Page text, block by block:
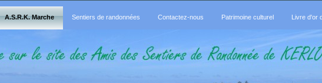
A.S.R.K. Marche Sentiers de randonnées Contactez-nous Patrimoine culturel Livre d'or